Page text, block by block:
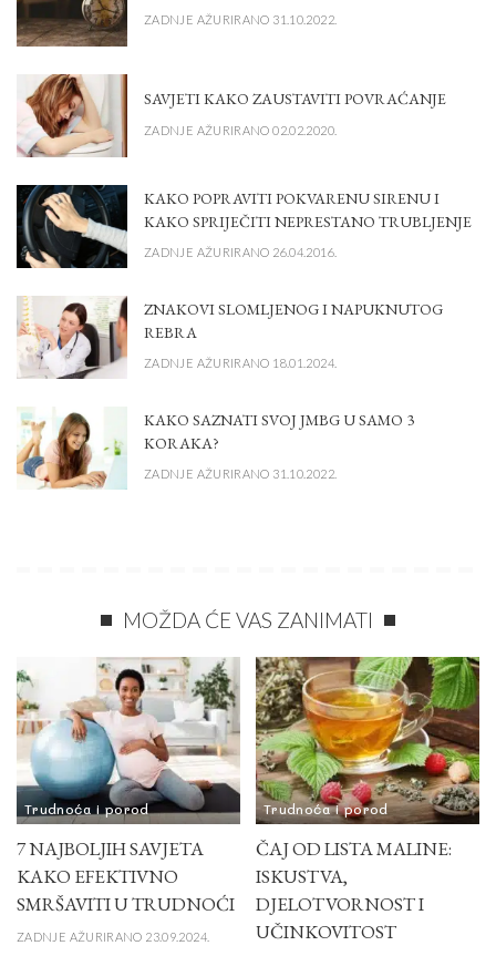
ZADNJE AŽURIRANO 31.10.2022.
SAVJETI KAKO ZAUSTAVITI POVRAĆANJE
ZADNJE AŽURIRANO 02.02.2020.
KAKO POPRAVITI POKVARENU SIRENU I
KAKO SPRIJEČITI NEPRESTANO TRUBLJENJE
ZADNJE AŽURIRANO 26.04.2016.
ZNAKOVI SLOMLJENOG I NAPUKNUTOG
REBRA
ZADNJE AŽURIRANO 18.01.2024.
KAKO SAZNATI SVOJ JMBG U SAMO 3
KORAKA?
ZADNJE AŽURIRANO 31.10.2022.
MOŽDA ĆE VAS ZANIMATI
Trudnoća i porod
7 NAJBOLJIH SAVJETA
KAKO EFEKTIVNO
SMRŠAVITI U TRUDNOĆI
ZADNJE AŽURIRANO 23.09.2024.
Trudnoća i porod
ČAJ OD LISTA MALINE:
ISKUSTVA,
DJELOTVORNOST I
UČINKOVITOST